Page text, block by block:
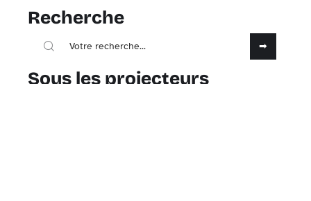
Recherche
Sous les projecteurs